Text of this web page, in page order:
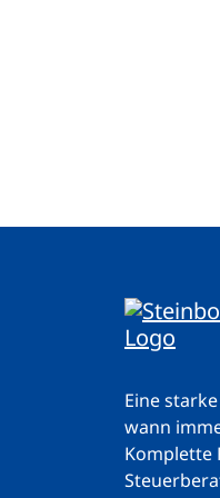
Eine
wann
Komplette